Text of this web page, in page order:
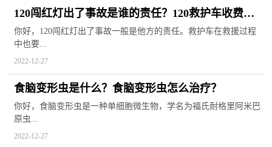
120闯红灯出了事故是谁的责任？120救护车收费多
少钱？
你好，120闯红灯出了事故一般是他方的责任。救护车在救援过程
中也要...
2022-12-27
食脑变形虫是什么？食脑变形虫怎么治疗？
你好，食脑变形虫是一种单细胞微生物，学名为福氏耐格里阿米巴
原虫...
2022-12-27